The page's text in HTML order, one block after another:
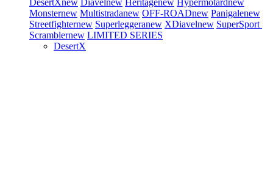
DesertXnew Diavelnew Heritagenew Hypermotardnew
Monsternew Multistradanew OFF-ROADnew Panigalenew
Streetfighternew Superleggeranew XDiavelnew SuperSport
Scramblernew LIMITED SERIES
DesertX